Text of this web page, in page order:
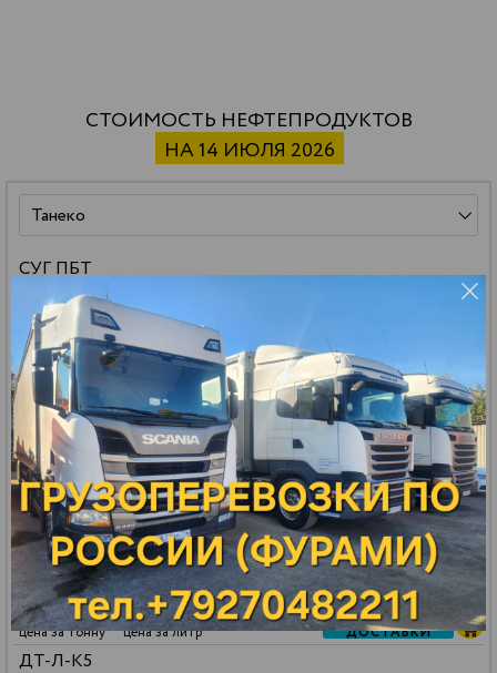
СТОИМОСТЬ НЕФТЕПРОДУКТОВ
НА 14 ИЮЛЯ 2026
СУГ ПБТ
59 500 р.*
цена за тонну цена за литр
Бензин АИ-92 авто
151 000 р.
цена за тонну
112.94 р.*
цена за литр
РАСЧЕТ
ДОСТАВКИ
Бензин АИ-95 авто
161 000 р.*
цена за тонну
121.23 р.*
цена за литр
РАСЧЕТ
ДОСТАВКИ
Масло МГ-8
140 000 р.*
цена за тонну
114.80 р.*
цена за литр
РАСЧЕТ
ДОСТАВКИ
Масло VHVI-6
127 800 р.*
цена за тонну
105.43 р.*
цена за литр
РАСЧЕТ
ДОСТАВКИ
Керосин ТС-1
130 000 р.*
цена за тонну
102.70 р.*
цена за литр
РАСЧЕТ
ДОСТАВКИ
ДТ-Л-К5